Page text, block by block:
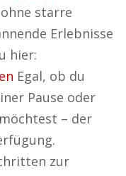
starre
Erlebnisse
hier:
Egal, ob du
Pause oder
– der
zur